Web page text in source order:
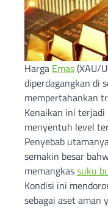
Harga Emas(XAU/
diperdagangkan di
mempertahankan
Kenaikan ini terjadi
menyentuh level
Penyebab
semakin besar
memangkassuku
Kondisi ini
sebagai aset aman